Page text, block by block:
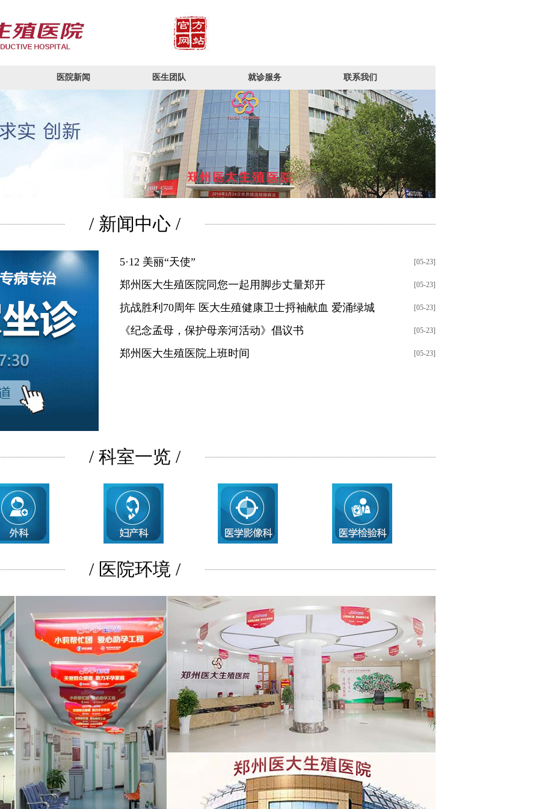
医院新闻 医生团队 就诊服务 联系我们
/ 新闻中心 /
[05-23]
5·12 美丽“天使”
[05-23]
郑州医大生殖医院同您一起用脚步丈量郑开
[05-23]
抗战胜利70周年 医大生殖健康卫士捋袖献血 爱涌绿城
[05-23]
《纪念孟母，保护母亲河活动》倡议书
[05-23]
郑州医大生殖医院上班时间
/ 科室一览 /
/ 医院环境 /